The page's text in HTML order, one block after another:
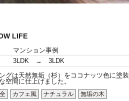
LIFE
マンション事例
3LDK → 3LDK
グは天然無垢（杉）をココナッツ色に塗装
空間に仕上げました。
カフェ風 ナチュラル 無垢の木